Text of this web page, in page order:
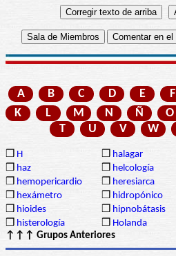
A B C D E F
K
L M N Ñ O
T
U V W
❒ H ❒ halagar
❒ haz ❒ helcología
❒ hemopericardio ❒ heresiarca
❒ hexámetro ❒ hidropónico
❒ hioides ❒ hipnobátasis
❒ histerología ❒ Holanda
↑↑↑ Grupos Anteriores